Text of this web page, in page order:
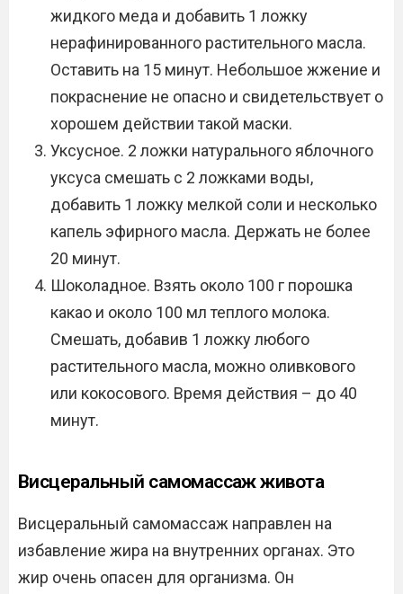
жидкого меда и добавить 1 ложку
нерафинированного растительного масла.
Оставить на 15 минут. Небольшое жжение и
покраснение не опасно и свидетельствует о
хорошем действии такой маски.
Уксусное. 2 ложки натурального яблочного
уксуса смешать с 2 ложками воды,
добавить 1 ложку мелкой соли и несколько
капель эфирного масла. Держать не более
20 минут.
Шоколадное. Взять около 100 г порошка
какао и около 100 мл теплого молока.
Смешать, добавив 1 ложку любого
растительного масла, можно оливкового
или кокосового. Время действия – до 40
минут.
Висцеральный самомассаж живота
Висцеральный самомассаж направлен на
избавление жира на внутренних органах. Это
жир очень опасен для организма. Он